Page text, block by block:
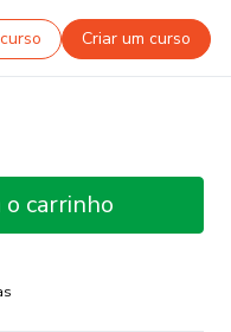
Criar um curso
o carrinho